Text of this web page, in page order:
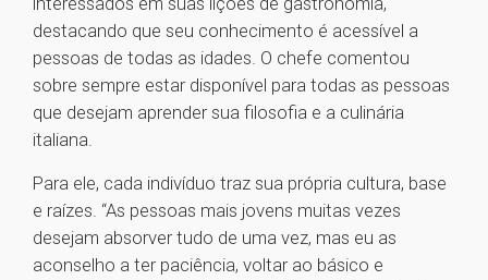
destacando que seu conhecimento é acessível a
pessoas de todas as idades. O chefe comentou
sobre sempre estar disponível para todas as pessoas
que desejam aprender sua filosofia e a culinária
italiana.
Para ele, cada indivíduo traz sua própria cultura, base
e raízes. “As pessoas mais jovens muitas vezes
desejam absorver tudo de uma vez, mas eu as
aconselho a ter paciência, voltar ao básico e